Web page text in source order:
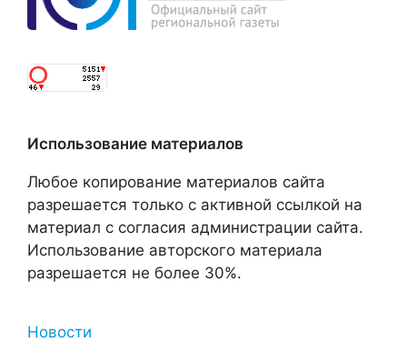
Использование материалов
Любое копирование материалов сайта
разрешается только с активной ссылкой на
материал с согласия администрации сайта.
Использование авторского материала
разрешается не более 30%.
Новости